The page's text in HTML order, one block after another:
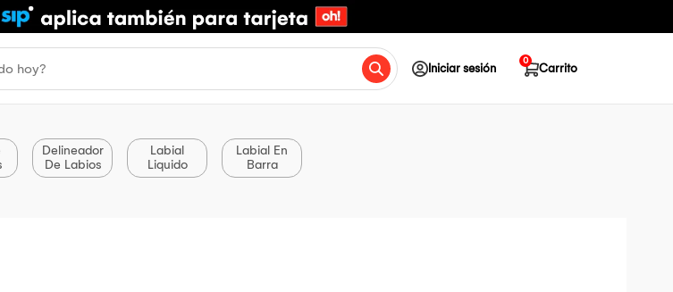
Iniciar sesión Carrito
0
Delineador
De Labios
Labial
Liquido
Labial En
Barra